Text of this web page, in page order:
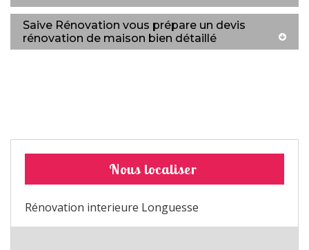
Saive Rénovation vous prépare un devis
rénovation de maison bien détaillé
Nous localiser
Rénovation interieure Longuesse